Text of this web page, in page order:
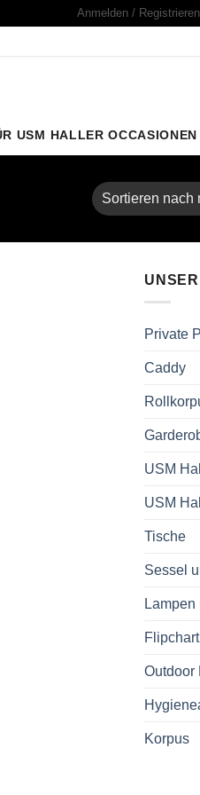
Anmelden / Registrieren
USM HALLER
Private
Caddy
USM
USM
Tische
Sessel
Flipchart
Outdoor
Korpus